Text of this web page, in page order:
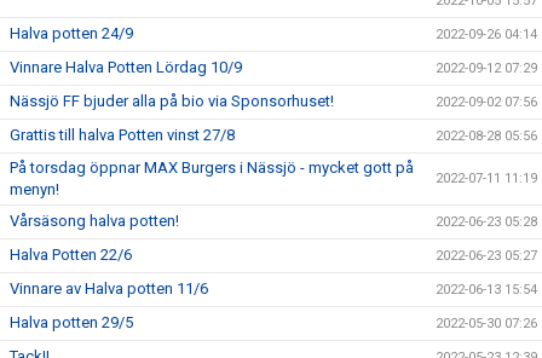
Halva potten 24/9 2022-09-26 04:14
Vinnare Halva Potten Lördag 10/9 2022-09-12 07:29
Nässjö FF bjuder alla på bio via Sponsorhuset! 2022-09-02 07:56
Grattis till halva Potten vinst 27/8 2022-08-28 05:56
På torsdag öppnar MAX Burgers i Nässjö - mycket gott på
menyn!
2022-07-11 11:19
Vårsäsong halva potten! 2022-06-23 05:28
Halva Potten 22/6 2022-06-23 05:27
Vinnare av Halva potten 11/6 2022-06-13 15:54
Halva potten 29/5 2022-05-30 07:26